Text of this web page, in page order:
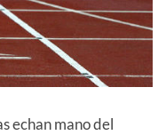
echan mano del